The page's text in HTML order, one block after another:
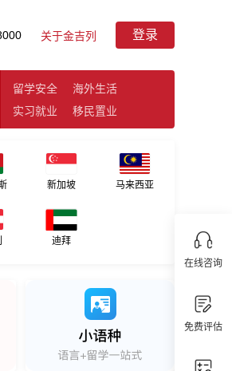
关于金吉列 登录
留学安全
海外生活
实习就业
移民置业
新加坡 马来西亚
迪拜
在线咨询
免费评估